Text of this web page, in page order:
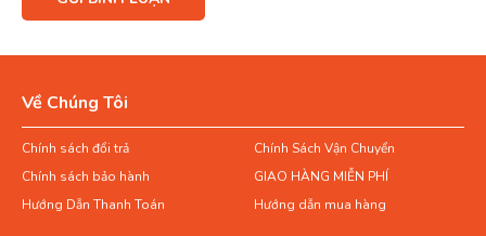
Về Chúng Tôi
Chính sách đổi trả
Chính Sách Vận Chuyển
Chính sách bảo hành
GIAO HÀNG MIỄN PHÍ
Hướng Dẫn Thanh Toán
Hướng dẫn mua hàng